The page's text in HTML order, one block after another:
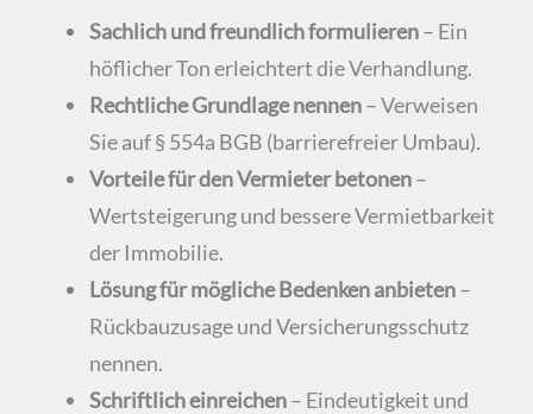
Sachlich und freundlich formulieren– Ein
höflicher Ton erleichtert die Verhandlung.
Rechtliche Grundlage nennen– Verweisen
Sie auf § 554a BGB (barrierefreier Umbau).
Vorteile für den Vermieter betonen–
Wertsteigerung und bessere Vermietbarkeit
der Immobilie.
Lösung für mögliche Bedenken anbieten–
Rückbauzusage und Versicherungsschutz
nennen.
Schriftlich einreichen– Eindeutigkeit und